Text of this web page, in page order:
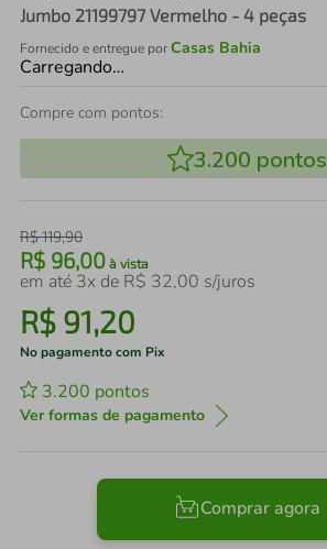
Jumbo 21199797 Vermelho - 4 peças
Fornecido e entregue porCasas Bahia
Carregando…
Compre com pontos:
3.200 pontos
R$119,90
R$ 96,00 à vista
em até 3x de R$ 32,00 s/juros
R$ 91,20
No pagamento com Pix
3.200 pontos
Ver formas de pagamento
Comprar agora